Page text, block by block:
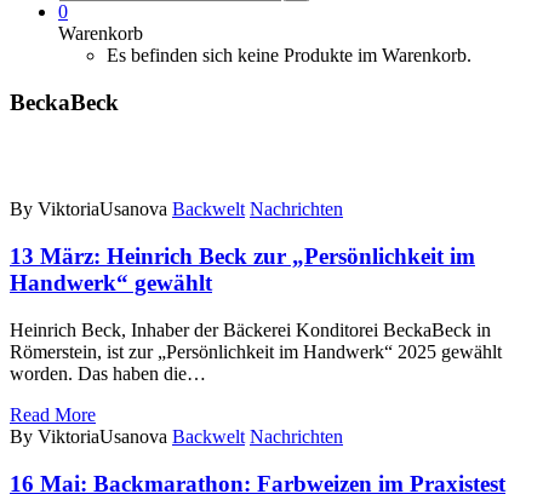
0
Warenkorb
Es befinden sich keine Produkte im Warenkorb.
BeckaBeck
By ViktoriaUsanova Backwelt Nachrichten
13 März: Heinrich Beck zur „Persönlichkeit im
Handwerk“ gewählt
Heinrich Beck, Inhaber der Bäckerei Konditorei BeckaBeck in
Römerstein, ist zur „Persönlichkeit im Handwerk“ 2025 gewählt
worden. Das haben die…
Read More
By ViktoriaUsanova Backwelt Nachrichten
16 Mai: Backmarathon: Farbweizen im Praxistest